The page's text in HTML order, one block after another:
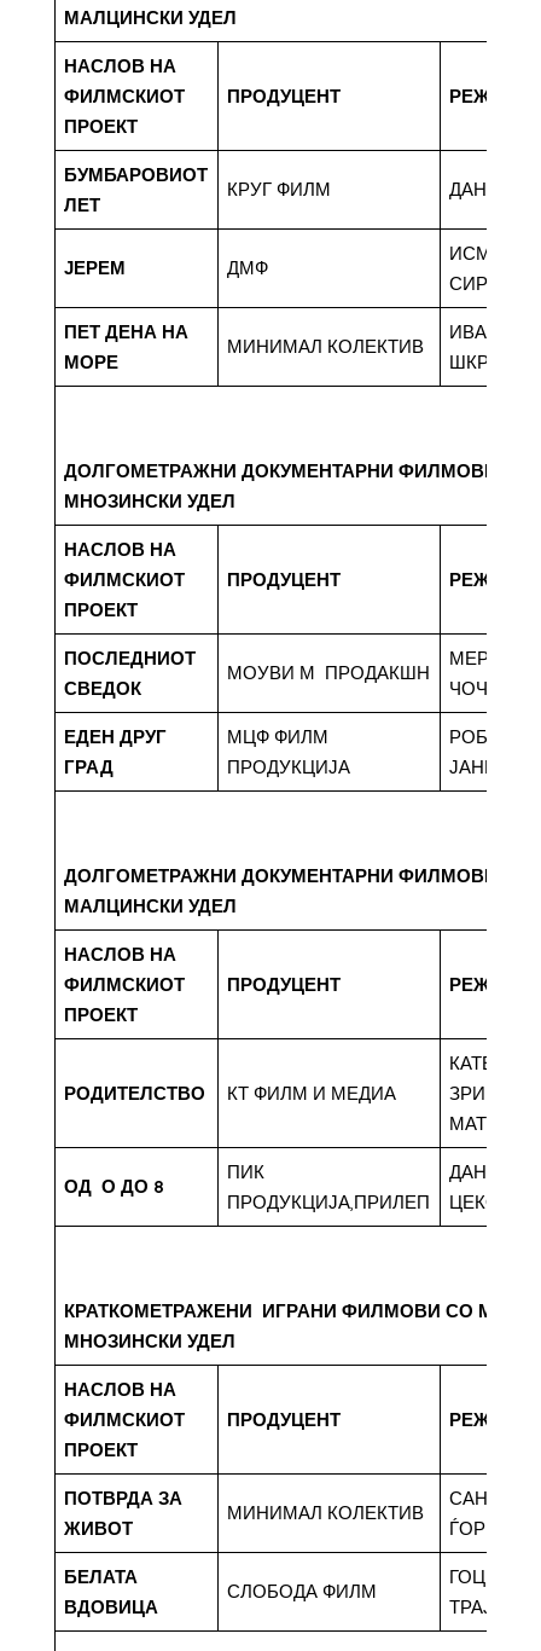
МАЛЦИНСКИ УДЕЛ
НАСЛОВ НА
ФИЛМСКИОТ
ПРОЕКТ
ПРОДУЦЕНТ РЕЖИСЕР
БУМБАРОВИОТ
ЛЕТ
КРУГ ФИЛМ ДАНИЕЛ
ЈЕРЕМ ДМФ
ИСМЕТ
ПЕТ ДЕНА НА
МОРЕ
МИНИМАЛ КОЛЕКТИВ
ИВАНА
ДОЛГОМЕТРАЖНИ ДОКУМЕНТАРНИ ФИЛМОВИ СО
МНОЗИНСКИ УДЕЛ
НАСЛОВ НА
ФИЛМСКИОТ
ПРОЕКТ
ПРОДУЦЕНТ РЕЖИСЕР
ПОСЛЕДНИОТ
СВЕДОК
МОУВИ М ПРОДАКШН
МЕРИТА
ЧОЧОЛИ
ЕДЕН ДРУГ
ГРАД
МЦФ ФИЛМ
ПРОДУКЦИЈА
РОБЕРТ
ДОЛГОМЕТРАЖНИ ДОКУМЕНТАРНИ ФИЛМОВИ СО
МАЛЦИНСКИ УДЕЛ
НАСЛОВ НА
ФИЛМСКИОТ
ПРОЕКТ
ПРОДУЦЕНТ РЕЖИСЕР
РОДИТЕЛСТВО КТ ФИЛМ И МЕДИА
ЗРИНКА
ОД О ДО 8
ПИК
ПРОДУКЦИЈА,ПРИЛЕП
ДАНИЛО
ЦЕКОВИЌ
КРАТКОМЕТРАЖЕНИ ИГРАНИ ФИЛМОВИ СО
МНОЗИНСКИ УДЕЛ
НАСЛОВ НА
ФИЛМСКИОТ
ПРОЕКТ
ПРОДУЦЕНТ РЕЖИСЕР
ПОТВРДА ЗА
ЖИВОТ
МИНИМАЛ КОЛЕКТИВ
САНДРА
БЕЛАТА
ВДОВИЦА
СЛОБОДА ФИЛМ
ГОЦЕ